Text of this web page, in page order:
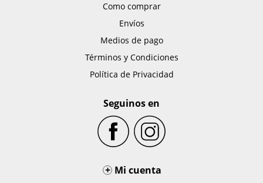
Como comprar
Envíos
Medios de pago
Términos y Condiciones
Política de Privacidad
Seguinos en
+ Mi cuenta